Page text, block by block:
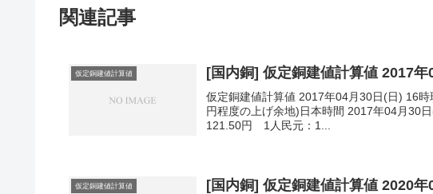
関連記事
仮定銅建値計算値 [国内銅] 仮定銅建値計算値 2017
仮定銅建値計算値 2017年04月30日(日) 16
円程度の上げ余地)日本時間 2017年04月30
121.50円 1人民元：1...
仮定銅建値計算値 [国内銅] 仮定銅建値計算値 2020